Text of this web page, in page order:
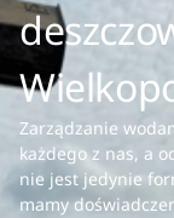
Zarządzanie
każdego z nas, a
nie jest jedynie
mamy